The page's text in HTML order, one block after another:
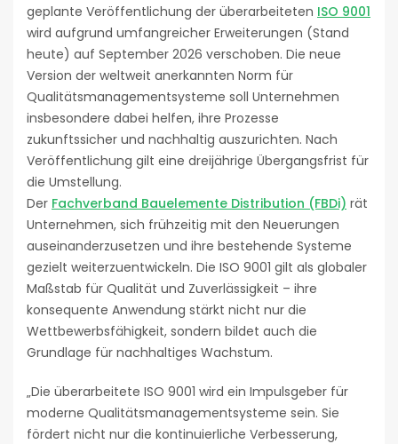
geplante Veröffentlichung der überarbeiteten ISO 9001
wird aufgrund umfangreicher Erweiterungen (Stand
heute) auf September 2026 verschoben. Die neue
Version der weltweit anerkannten Norm für
Qualitätsmanagementsysteme soll Unternehmen
insbesondere dabei helfen, ihre Prozesse
zukunftssicher und nachhaltig auszurichten. Nach
Veröffentlichung gilt eine dreijährige Übergangsfrist für
die Umstellung.
Der Fachverband Bauelemente Distribution (FBDi) rät
Unternehmen, sich frühzeitig mit den Neuerungen
auseinanderzusetzen und ihre bestehende Systeme
gezielt weiterzuentwickeln. Die ISO 9001 gilt als globaler
Maßstab für Qualität und Zuverlässigkeit – ihre
konsequente Anwendung stärkt nicht nur die
Wettbewerbsfähigkeit, sondern bildet auch die
Grundlage für nachhaltiges Wachstum.
„Die überarbeitete ISO 9001 wird ein Impulsgeber für
moderne Qualitätsmanagementsysteme sein. Sie
fördert nicht nur die kontinuierliche Verbesserung,